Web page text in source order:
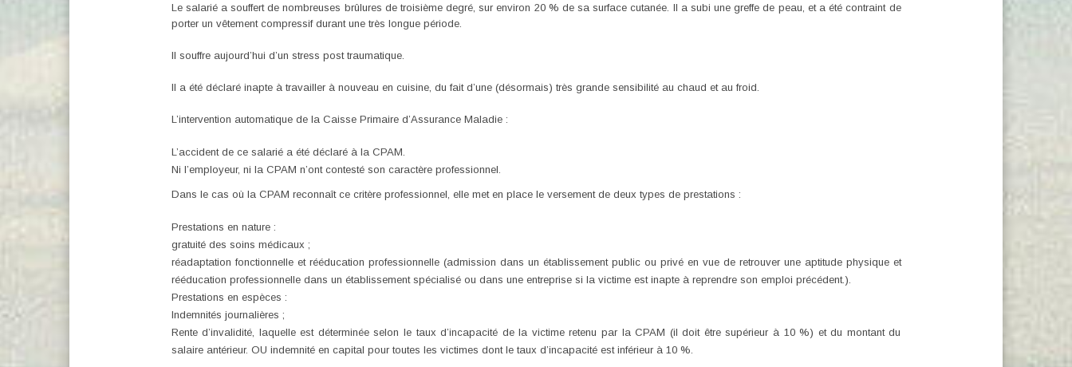
Le salarié a souffert de nombreuses brûlures de troisième degré, sur environ 20 % de sa surface cutanée. Il a subi une greffe de peau, et a été contraint de
porter un vêtement compressif durant une très longue période.
Il souffre aujourd’hui d’un stress post traumatique.
Il a été déclaré inapte à travailler à nouveau en cuisine, du fait d’une (désormais) très grande sensibilité au chaud et au froid.
L’intervention automatique de la Caisse Primaire d’Assurance Maladie :
L’accident de ce salarié a été déclaré à la CPAM.
Ni l’employeur, ni la CPAM n’ont contesté son caractère professionnel.
Dans le cas où la CPAM reconnaît ce critère professionnel, elle met en place le versement de deux types de prestations :
Prestations en nature :
gratuité des soins médicaux ;
réadaptation fonctionnelle et rééducation professionnelle (admission dans un établissement public ou privé en vue de retrouver une aptitude physique et
rééducation professionnelle dans un établissement spécialisé ou dans une entreprise si la victime est inapte à reprendre son emploi précédent.).
Prestations en espèces :
Indemnités journalières ;
Rente d’invalidité, laquelle est déterminée selon le taux d’incapacité de la victime retenu par la CPAM (il doit être supérieur à 10 %) et du montant du
salaire antérieur. OU indemnité en capital pour toutes les victimes dont le taux d’incapacité est inférieur à 10 %.